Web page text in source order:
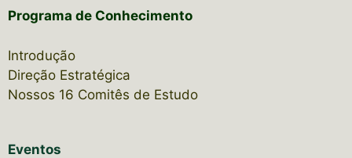
Programa de Conhecimento
Introdução
Direção Estratégica
Nossos 16 Comitês de Estudo
Eventos